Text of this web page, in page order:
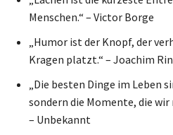
Menschen.“ – Victor Borge
„Humor ist der Knopf, der
Kragen platzt.“ – Joachim
„Die besten Dinge im Leben
sondern die Momente, die
– Unbekannt